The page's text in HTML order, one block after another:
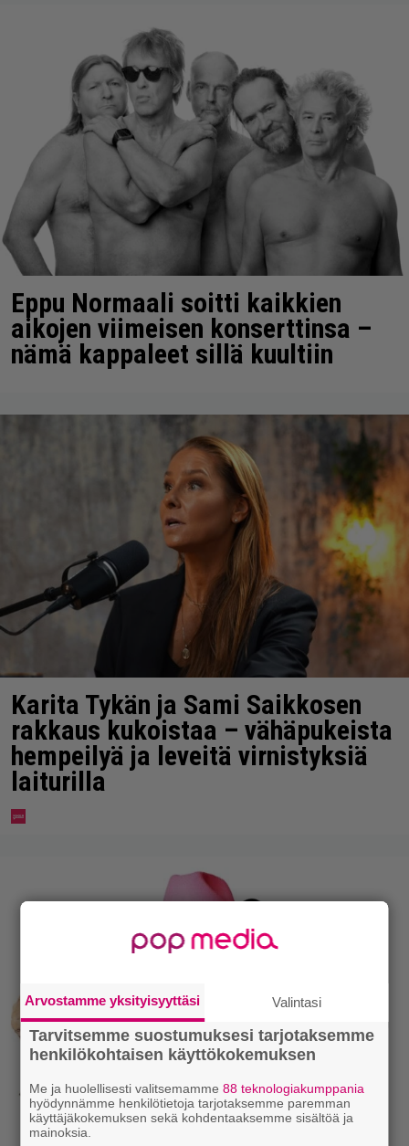
Eppu Normaali soitti kaikkien
aikojen viimeisen konserttinsa –
nämä kappaleet sillä kuultiin
Karita Tykän ja Sami Saikkosen
rakkaus kukoistaa – vähäpukeista
hempeilyä ja leveitä virnistyksiä
laiturilla
Arvostamme yksityisyyttäsi Valintasi
Tarvitsemme suostumuksesi tarjotaksemme
henkilökohtaisen käyttökokemuksen
Me ja huolellisesti valitsemamme88 teknologiakumppania
hyödynnämme henkilötietoja tarjotaksemme paremman
käyttäjäkokemuksen sekä kohdentaaksemme sisältöä ja
mainoksia.